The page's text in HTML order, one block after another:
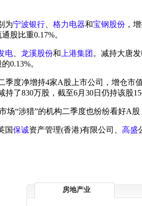
为宁波银行 格力电器和宝钢股份 ，
股比重0.17%。
电 龙溪股份和 上港集团 。减持大唐
0.13%。
度净增持4家A股上市公司，增仓市
持了830万股，截至6月30日仍持该股
场“涉猎”的机构二季度也纷纷看好A
国保诚资产管理(香港)有限公司、 高盛
房地产业